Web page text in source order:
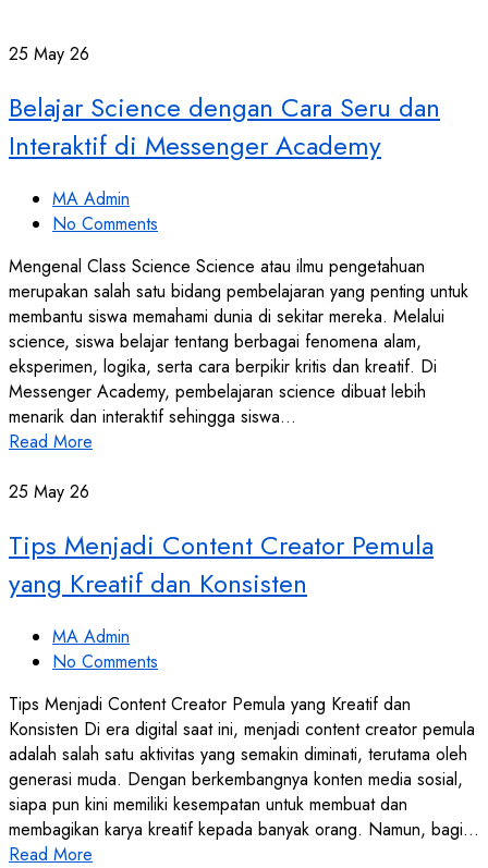
25 May 26
Belajar Science dengan Cara Seru dan
Interaktif di Messenger Academy
MA Admin
No Comments
Mengenal Class Science Science atau ilmu pengetahuan
merupakan salah satu bidang pembelajaran yang penting untuk
membantu siswa memahami dunia di sekitar mereka. Melalui
science, siswa belajar tentang berbagai fenomena alam,
eksperimen, logika, serta cara berpikir kritis dan kreatif. Di
Messenger Academy, pembelajaran science dibuat lebih
menarik dan interaktif sehingga siswa…
Read More
25 May 26
Tips Menjadi Content Creator Pemula
yang Kreatif dan Konsisten
MA Admin
No Comments
Tips Menjadi Content Creator Pemula yang Kreatif dan
Konsisten Di era digital saat ini, menjadi content creator pemula
adalah salah satu aktivitas yang semakin diminati, terutama oleh
generasi muda. Dengan berkembangnya konten media sosial,
siapa pun kini memiliki kesempatan untuk membuat dan
membagikan karya kreatif kepada banyak orang. Namun, bagi…
Read More